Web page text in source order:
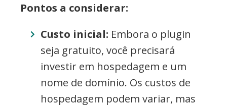
Pontos a considerar:
Custo inicial: Embora o plugin
seja gratuito, você precisará
investir em hospedagem e um
nome de domínio. Os custos de
hospedagem podem variar, mas